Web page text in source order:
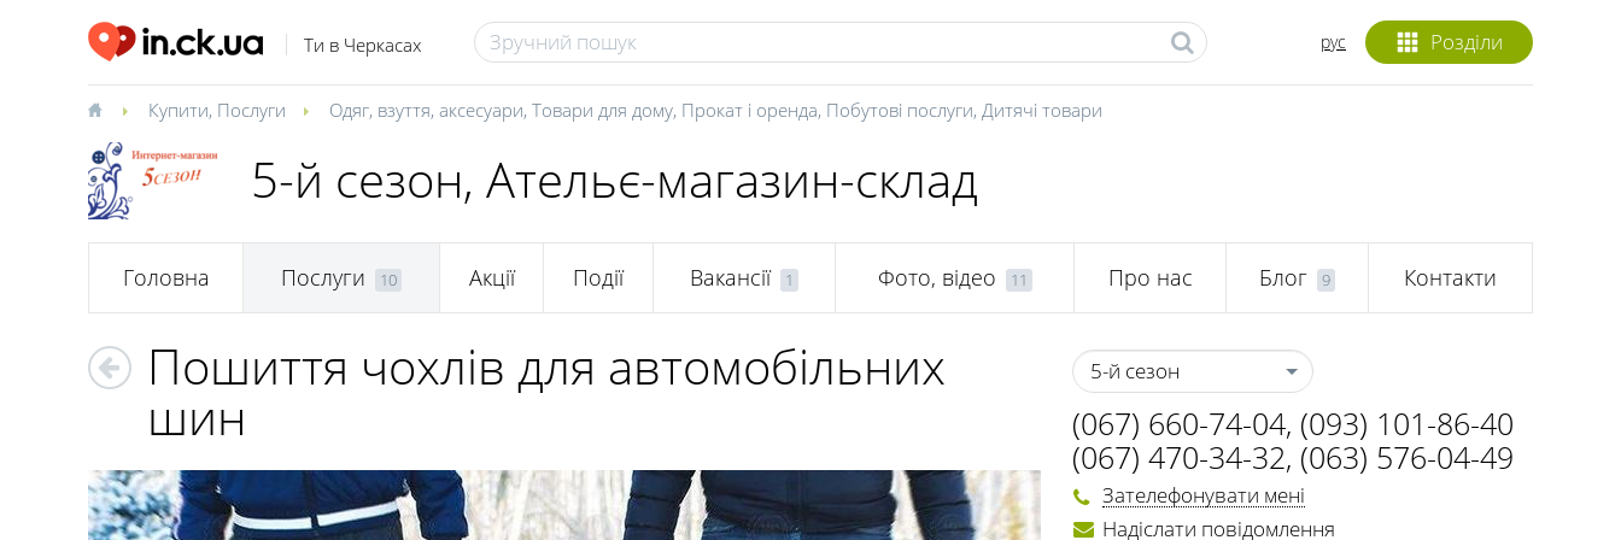
Ти в Черкасах Розділи
рус
Купити, Послуги Одяг, взуття, аксесуари, Товари для дому, Прокат і оренда, Побутові послуги, Дитячі товари
5-й сезон, Ательє-магазин-склад
Головна Послуги 10 Акції Події Вакансії 1 Фото, відео 11 Про нас Блог 9 Контакти
Пошиття чохлів для автомобільних
шин
5-й сезон
(067) 660-74-04, (093) 101-86-40
(067) 470-34-32, (063) 576-04-49
Зателефонувати мені
Надіслати повідомлення